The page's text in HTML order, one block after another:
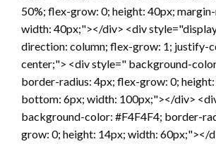
50%; flex-grow: 0; height: 40px;
width: 40px;"></div> <div
direction: column; flex-grow: 1; justify-
center;"> <div style=" background-
border-radius: 4px; flex-grow: 0;
bottom: 6px; width: 100px;"></div>
background-color: #F4F4F4; border-
grow: 0; height: 14px; width: 60px;"></